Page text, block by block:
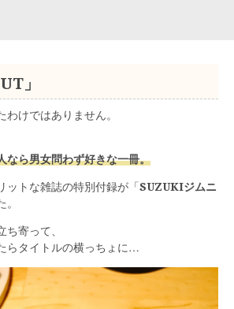
」
けではありません。
なら男女問わず好きな一冊。
ットな雑誌の特別付録が「 SUZUKIジムニ
。
寄って、
らタイトルの横っちょに…